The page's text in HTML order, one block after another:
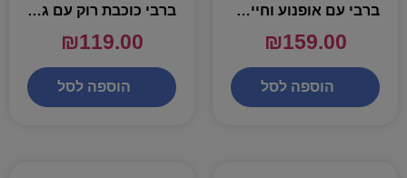
ברבי עם אופנוע וחיית מחמד – BARBIE
₪159.00
הוספה לסל
ברבי כוכבת רוק עם גיטרה – BARBIE
₪119.00
הוספה לסל